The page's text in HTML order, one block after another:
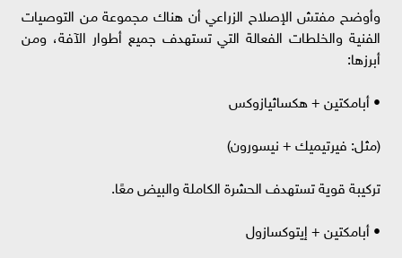
وأوضح مفتش الإصلاح الزراعي أن هناك مجموعة من التوصيات
الفنية والخلطات الفعالة التي تستهدف جميع أطوار الآفة، ومن
أبرزها:
• أبامكتين + هكساثيازوكس
(مثل: فيرتيميك + نيسورون)
تركيبة قوية تستهدف الحشرة الكاملة والبيض معًا.
• أبامكتين + إيتوكسازول